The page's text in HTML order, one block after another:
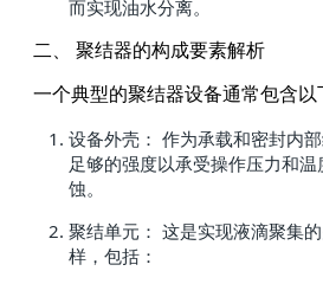
而实现油水分离。
二、 聚结器的构成要素解析
一个典型的聚结器设备通常包含以
设备外壳： 作为承载和密封内
足够的强度以承受操作压力和
蚀。
聚结单元： 这是实现液滴聚集
样，包括：